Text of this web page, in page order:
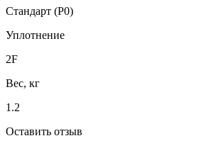
Стандарт (P0)
Уплотнение
2F
Вес, кг
1.2
Оставить отзыв